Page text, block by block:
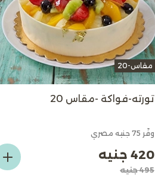
مقاس-20
تورته-فواكة -مقاس 20
وفّر 75 جنيه مصري
420 جنيه
495 جنيه